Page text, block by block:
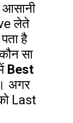
आसानी
लेते
है
सा
Best
अगर
Last